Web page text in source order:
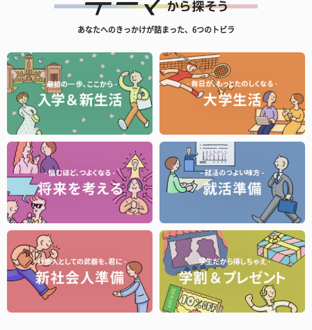
あなたへのきっかけが詰まった、6つのトビラ